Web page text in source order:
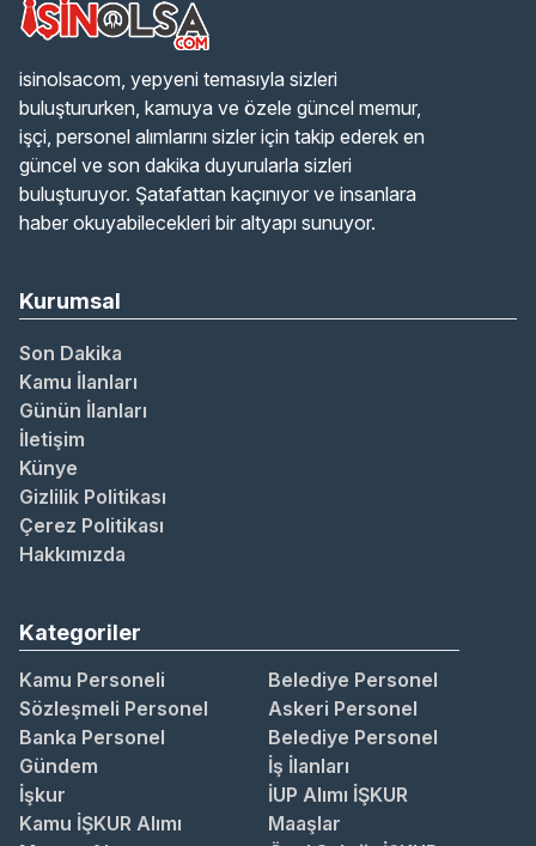
isinolsacom, yepyeni temasıyla sizleri
buluştururken, kamuya ve özele güncel memur,
işçi, personel alımlarını sizler için takip ederek en
güncel ve son dakika duyurularla sizleri
buluşturuyor. Şatafattan kaçınıyor ve insanlara
haber okuyabilecekleri bir altyapı sunuyor.
Kurumsal
Son Dakika
Kamu İlanları
Günün İlanları
İletişim
Künye
Gizlilik Politikası
Çerez Politikası
Hakkımızda
Kategoriler
Kamu Personeli
Belediye Personel
Sözleşmeli Personel
Askeri Personel
Banka Personel
Belediye Personel
Gündem
İş İlanları
İşkur
İUP Alımı İŞKUR
Kamu İŞKUR Alımı
Maaşlar